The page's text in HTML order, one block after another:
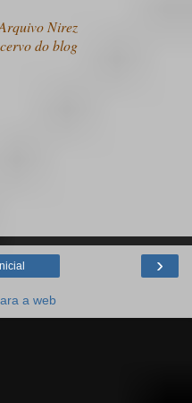
Nirez
do blog
›
a web